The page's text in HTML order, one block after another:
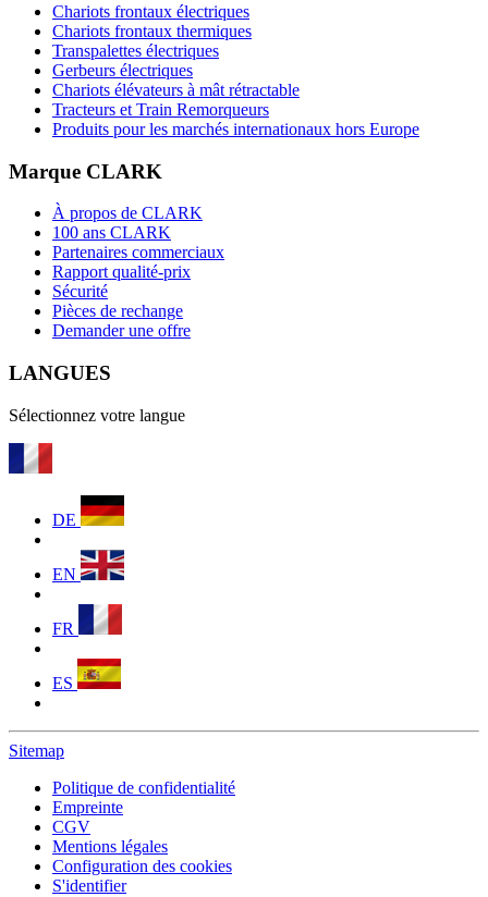
Chariots frontaux électriques
Chariots frontaux thermiques
Transpalettes électriques
Gerbeurs électriques
Chariots élévateurs à mât rétractable
Tracteurs et Train Remorqueurs
Produits pour les marchés internationaux hors Europe
Marque CLARK
À propos de CLARK
100 ans CLARK
Partenaires commerciaux
Rapport qualité-prix
Sécurité
Pièces de rechange
Demander une offre
LANGUES
Sélectionnez votre langue
DE
EN
FR
ES
Sitemap
Politique de confidentialité
Empreinte
CGV
Mentions légales
Configuration des cookies
S'identifier